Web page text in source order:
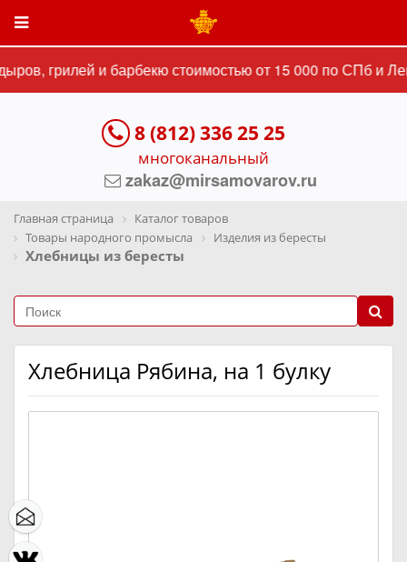
грилей и барбекю стоимостью от 15 000 по СПб и
8 (812) 336 25 25
многоканальный
zakaz@mirsamovarov.ru
Главная страница
Каталог товаров
Товары народного промысла
Изделия из бересты
Хлебницы из бересты
Хлебница Рябина, на 1 булку